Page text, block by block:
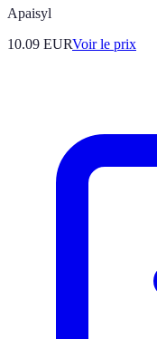
Apaisyl
10.09 EURVoir le prix